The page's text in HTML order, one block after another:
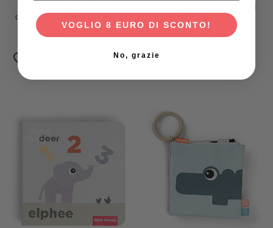
degli Oceani - Eve Hermann e
Roberta Rocchi
25,00 €
Il Mio Primo Kit Elettrico - 18
pezzi - Scopri il Mondo
dell’Energia
54,50 €
VOGLIO 8 EURO DI SCONTO!
No, grazie